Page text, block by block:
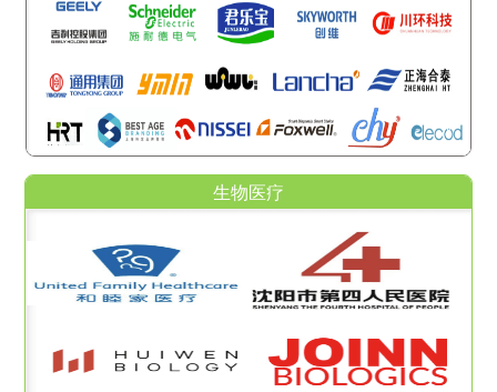
生物医疗